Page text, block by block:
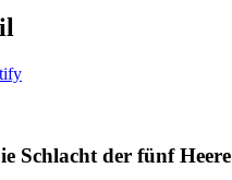
Schlacht der fünf Heere